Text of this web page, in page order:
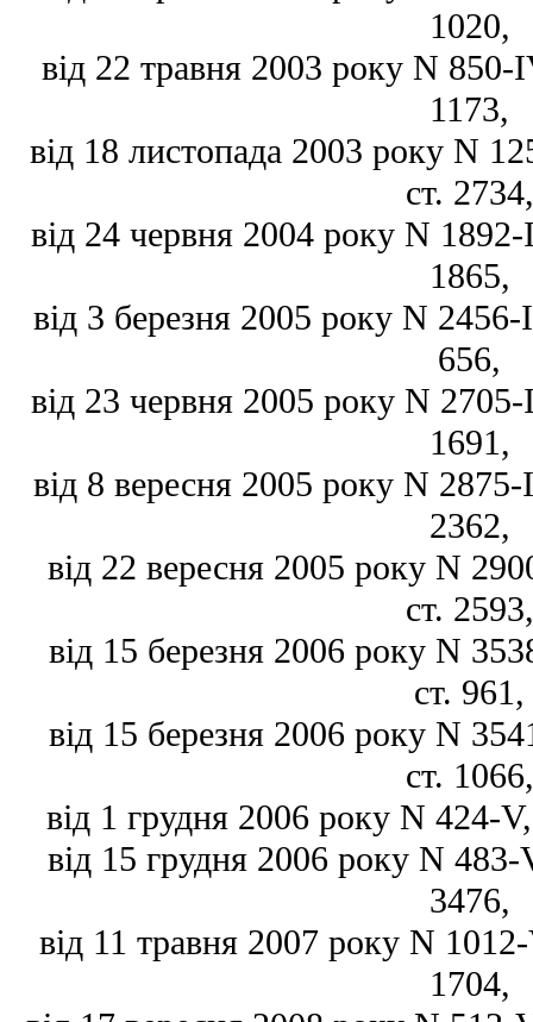
1020,
від 22 травня 2003 року N
1173,
від 18 листопада 2003 року N
ст. 2734,
від 24 червня 2004 року N
1865,
від 3 березня 2005 року N
656,
від 23 червня 2005 року N
1691,
від 8 вересня 2005 року N
2362,
від 22 вересня 2005 року N
ст. 2593,
від 15 березня 2006 року N
ст. 961,
від 15 березня 2006 року N
ст. 1066,
від 1 грудня 2006 року N 424-
від 15 грудня 2006 року N
3476,
від 11 травня 2007 року N
1704,